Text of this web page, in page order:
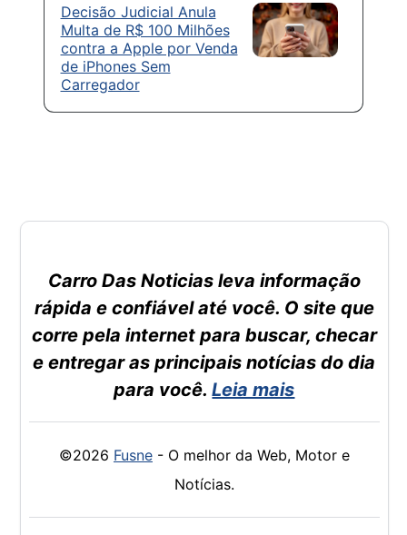
Decisão Judicial Anula
Multa de R$ 100 Milhões
contra a Apple por Venda
de iPhones Sem
Carregador
Carro Das Noticias leva informação
rápida e confiável até você. O site que
corre pela internet para buscar, checar
e entregar as principais notícias do dia
para você.Leia mais
©2026 Fusne- O melhor da Web, Motor e
Notícias.